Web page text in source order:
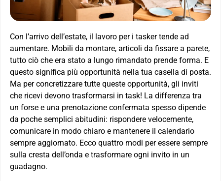
Con l’arrivo dell’estate, il lavoro per i tasker tende ad
aumentare. Mobili da montare, articoli da fissare a parete,
tutto ciò che era stato a lungo rimandato prende forma. E
questo significa più opportunità nella tua casella di posta.
Ma per concretizzare tutte queste opportunità, gli inviti
che ricevi devono trasformarsi in task! La differenza tra
un forse e una prenotazione confermata spesso dipende
da poche semplici abitudini: rispondere velocemente,
comunicare in modo chiaro e mantenere il calendario
sempre aggiornato. Ecco quattro modi per essere sempre
sulla cresta dell’onda e trasformare ogni invito in un
guadagno.